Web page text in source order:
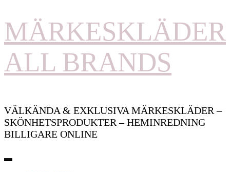
MÄRKESKLÄDER
ALL BRANDS
VÄLKÄNDA & EXKLUSIVA MÄRKESKLÄDER –
SKÖNHETSPRODUKTER – HEMINREDNING
BILLIGARE ONLINE